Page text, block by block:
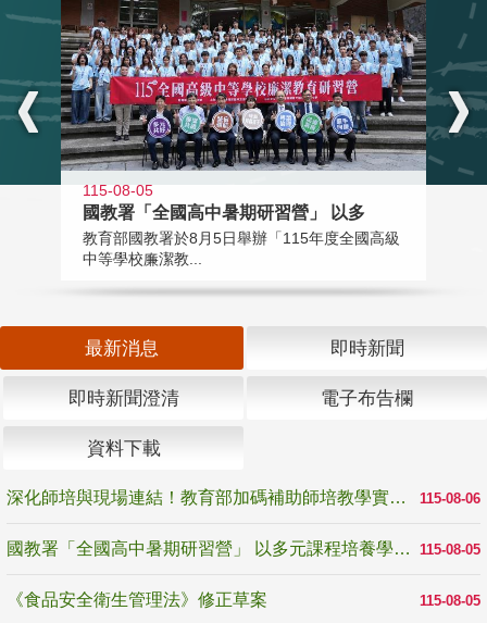
115-08-05
國教署「全國高中暑期研習營」 以多
教育部國教署於8月5日舉辦「115年度全國高級
中等學校廉潔教...
最新消息 即時新聞
即時新聞澄清 電子布告欄
資料下載
115-08-06
深化師培與現場連結！教育部加碼補助師培教學實踐研究 10月師培國際研討會交流教學實踐經驗
115-08-05
國教署「全國高中暑期研習營」 以多元課程培養學生瞭解誠信專業與倫理價值
115-08-05
《食品安全衛生管理法》修正草案